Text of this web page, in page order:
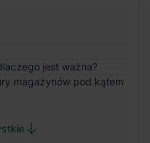
jest ważna?
magazynów pod kątem